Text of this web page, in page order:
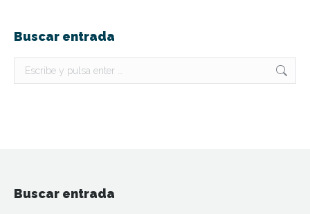
Buscar entrada
Buscar:
Buscar entrada